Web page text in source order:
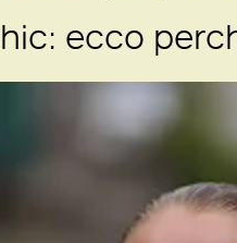
ecco